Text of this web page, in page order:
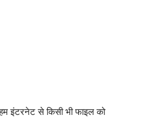
इंटरनेट से किसी भी फाइल को